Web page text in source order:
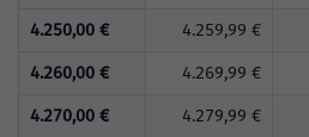
4.250,00 € 4.259,99 €
4.260,00 € 4.269,99 €
4.270,00 € 4.279,99 €